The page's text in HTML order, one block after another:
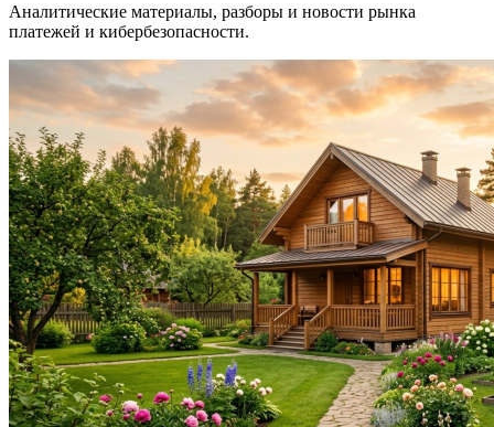
Аналитические материалы, разборы и новости рынка
платежей и кибербезопасности.